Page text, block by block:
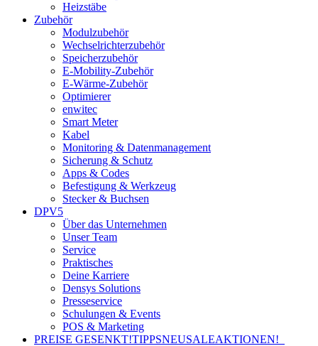
Heizstäbe
Zubehör
Modulzubehör
Wechselrichterzubehör
Speicherzubehör
E-Mobility-Zubehör
E-Wärme-Zubehör
Optimierer
enwitec
Smart Meter
Kabel
Monitoring & Datenmanagement
Sicherung & Schutz
Apps & Codes
Befestigung & Werkzeug
Stecker & Buchsen
DPV5
Über das Unternehmen
Unser Team
Service
Praktisches
Deine Karriere
Densys Solutions
Presseservice
Schulungen & Events
POS & Marketing
PREISE GESENKT!TIPPSNEUSALEAKTIONEN!